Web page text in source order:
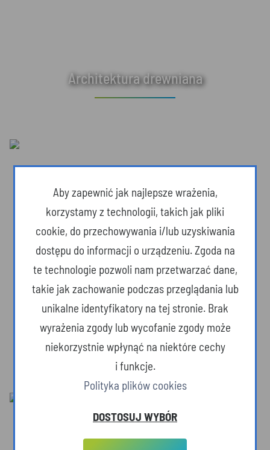
Architektura drewniana
Dzika przyroda
Aby zapewnić jak najlepsze wrażenia,
korzystamy z technologii, takich jak pliki
cookie, do przechowywania i/lub uzyskiwania
dostępu do informacji o urządzeniu. Zgoda na
te technologie pozwoli nam przetwarzać dane,
takie jak zachowanie podczas przeglądania lub
unikalne identyfikatory na tej stronie. Brak
wyrażenia zgody lub wycofanie zgody może
niekorzystnie wpłynąć na niektóre cechy
i funkcje.
Polityka plików cookies
DOSTOSUJ WYBÓR